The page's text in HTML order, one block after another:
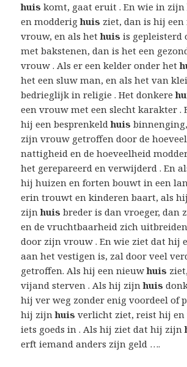
huis komt, gaat eruit . En wie in zijn
en modderighuis ziet, dan is hij
vrouw, en als hethuis is gepleisterd
met bakstenen, dan is het een
vrouw . Als er een kelder onder het
het een sluw man, en als het van
bedrieglijk in religie . Het donkere
een vrouw met een slecht karakter .
hij een besprenkeldhuis
zijn vrouw getroffen door de
nattigheid en de hoeveelheid
het gerepareerd en verwijderd . En
hij huizen en forten bouwt in een
erin trouwt en kinderen baart, als
zijnhuis breder is dan vroeger, dan
en de vruchtbaarheid zich
door zijn vrouw . En wie ziet dat hij
aan het vestigen is, zal door veel
getroffen. Als hij een nieuwhuis
vijand sterven . Als hij zijnhuis
hij ver weg zonder enig voordeel of
hij zijnhuis verlicht ziet, reist hij
iets goeds in . Als hij ziet dat hij zijn
erft iemand anders zijn geld ….